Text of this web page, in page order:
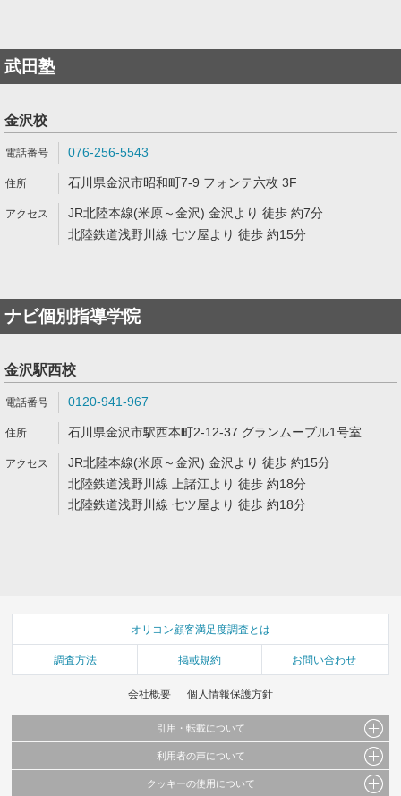
武田塾
金沢校
076-256-5543
石川県金沢市昭和町7-9 フォンテ六枚 3F
JR北陸本線(米原～金沢) 金沢より 徒歩 約7分
北陸鉄道浅野川線 七ツ屋より 徒歩 約15分
ナビ個別指導学院
金沢駅西校
0120-941-967
石川県金沢市駅西本町2-12-37 グランムーブル1号室
JR北陸本線(米原～金沢) 金沢より 徒歩 約15分
北陸鉄道浅野川線 上諸江より 徒歩 約18分
北陸鉄道浅野川線 七ツ屋より 徒歩 約18分
オリコン顧客満足度調査とは
調査方法 掲載規約 お問い合わせ
会社概要 個人情報保護方針
引用・転載について
当サイトで公開されている情報（文字、写真、イラスト、画像データ等）及びこれらの配
これらの情報を権利者の許可なく無断転載・複製などの二次利用を行うことは固く禁じて
利用者の声について
当サイトに掲載している内容はすべてサービスの利用者が提出された見解・感想です。
クッキーの使用について